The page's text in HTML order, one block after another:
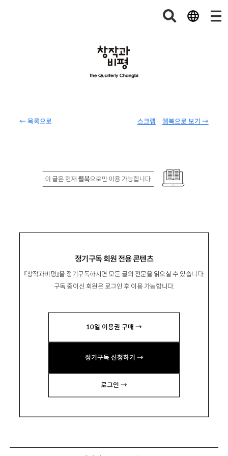
← 목록으로 웹북으로 보기 →
스크랩
정기구독 회원 전용 콘텐츠
『창작과비평』을 정기구독하시면 모든 글의 전문을 읽으실 수 있습니다.
구독 중이신 회원은 로그인 후 이용 가능합니다.
10일 이용권 구매 →
정기구독 신청하기 →
로그인 →